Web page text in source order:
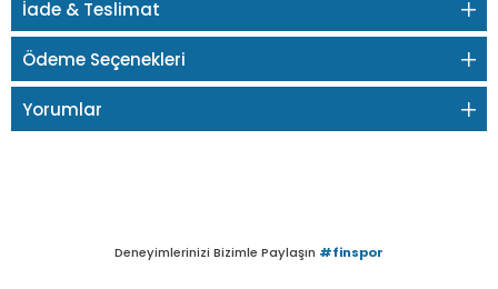
İade & Teslimat
Ödeme Seçenekleri
Yorumlar
Deneyimlerinizi Bizimle Paylaşın #finspor